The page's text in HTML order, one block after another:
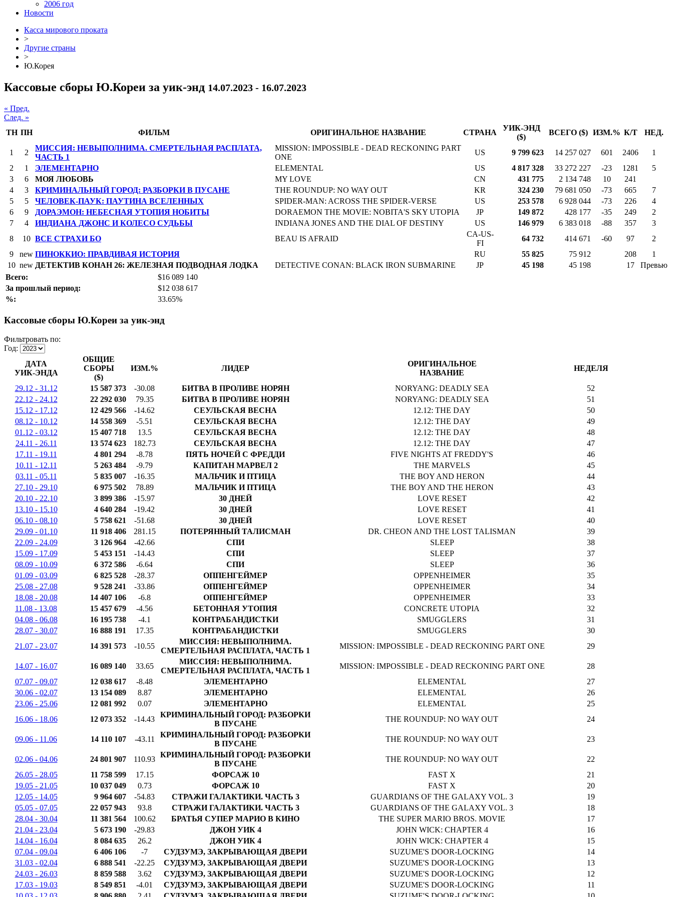
2006 год
Новости
Касса мирового проката
>
Другие страны
>
Ю.Корея
Кассовые сборы Ю.Кореи за уик-энд 14.07.2023 - 16.07.2023
« Пред.
След. »
ТН ПН ФИЛЬМ ОРИГИНАЛЬНОЕ НАЗВАНИЕ СТРАНА
УИК-ЭНД
($)
ВСЕГО ($) ИЗМ.% К/Т НЕД.
1 2
МИССИЯ: НЕВЫПОЛНИМА. СМЕРТЕЛЬНАЯ РАСПЛАТА,
ЧАСТЬ 1
MISSION: IMPOSSIBLE - DEAD RECKONING PART
ONE
US 9 799 623 14 257 027 601 2406
1
2
1 ЭЛЕМЕНТАРНО ELEMENTAL US 4 817 328 33 272 227 -23 1281
5
3
6 МОЯ ЛЮБОВЬ MY LOVE CN 431 775 2 134 748 10
241
4
3 КРИМИНАЛЬНЫЙ ГОРОД: РАЗБОРКИ В ПУСАНЕ THE ROUNDUP: NO WAY OUT KR 324 230 79 681 050 -73 665
7
5
5 ЧЕЛОВЕК-ПАУК: ПАУТИНА ВСЕЛЕННЫХ SPIDER-MAN: ACROSS THE SPIDER-VERSE US 253 578 6 928 044 -73 226
4
6
9 ДОРАЭМОН: НЕБЕСНАЯ УТОПИЯ НОБИТЫ DORAEMON THE MOVIE: NOBITA'S SKY UTOPIA JP 149 872 428 177 -35 249
2
7
4 ИНДИАНА ДЖОНС И КОЛЕСО СУДЬБЫ INDIANA JONES AND THE DIAL OF DESTINY US 146 979 6 383 018 -88 357
3
8
10 ВСЕ СТРАХИ БО BEAU IS AFRAID
CA-US-
FI
64 732 414 671 -60 97
2
9
new ПИНОККИО: ПРАВДИВАЯ ИСТОРИЯ RU 55 825 75 912 208
1
10 new ДЕТЕКТИВ КОНАН 26: ЖЕЛЕЗНАЯ ПОДВОДНАЯ ЛОДКА DETECTIVE CONAN: BLACK IRON SUBMARINE JP 45 198 45 198 17
Превью
Всего:
$16 089 140
За прошлый период:
$12 038 617
%:
33.65%
Кассовые сборы Ю.Кореи за уик-энд
Фильтровать по:
Год:
ДАТА
УИК-ЭНДА
ОБЩИЕ
СБОРЫ
($)
ИЗМ.% ЛИДЕР
ОРИГИНАЛЬНОЕ
НАЗВАНИЕ
НЕДЕЛЯ
29.12 - 31.12 15 587 373 -30.08 БИТВА В ПРОЛИВЕ НОРЯН NORYANG: DEADLY SEA
52
22.12 - 24.12
22 292 030 79.35 БИТВА В ПРОЛИВЕ НОРЯН NORYANG: DEADLY SEA
51
15.12 - 17.12
12 429 566 -14.62 СЕУЛЬСКАЯ ВЕСНА 12.12: THE DAY
50
08.12 - 10.12
14 558 369 -5.51 СЕУЛЬСКАЯ ВЕСНА 12.12: THE DAY
49
01.12 - 03.12
15 407 718 13.5 СЕУЛЬСКАЯ ВЕСНА 12.12: THE DAY
48
24.11 - 26.11
13 574 623 182.73 СЕУЛЬСКАЯ ВЕСНА 12.12: THE DAY
47
17.11 - 19.11
4 801 294 -8.78 ПЯТЬ НОЧЕЙ С ФРЕДДИ FIVE NIGHTS AT FREDDY'S
46
10.11 - 12.11
5 263 484 -9.79 КАПИТАН МАРВЕЛ 2 THE MARVELS
45
03.11 - 05.11
5 835 007 -16.35 МАЛЬЧИК И ПТИЦА THE BOY AND HERON
44
27.10 - 29.10
6 975 502 78.89 МАЛЬЧИК И ПТИЦА THE BOY AND THE HERON
43
20.10 - 22.10
3 899 386 -15.97 30 ДНЕЙ LOVE RESET
42
13.10 - 15.10
4 640 284 -19.42 30 ДНЕЙ LOVE RESET
41
06.10 - 08.10
5 758 621 -51.68 30 ДНЕЙ LOVE RESET
40
29.09 - 01.10
11 918 406 281.15 ПОТЕРЯННЫЙ ТАЛИСМАН DR. CHEON AND THE LOST TALISMAN
39
22.09 - 24.09
3 126 964 -42.66 СПИ SLEEP
38
15.09 - 17.09
5 453 151 -14.43 СПИ SLEEP
37
08.09 - 10.09
6 372 586 -6.64 СПИ SLEEP
36
01.09 - 03.09
6 825 528 -28.37 ОППЕНГЕЙМЕР OPPENHEIMER
35
25.08 - 27.08
9 528 241 -33.86 ОППЕНГЕЙМЕР OPPENHEIMER
34
18.08 - 20.08
14 407 106 -6.8 ОППЕНГЕЙМЕР OPPENHEIMER
33
11.08 - 13.08
15 457 679 -4.56 БЕТОННАЯ УТОПИЯ CONCRETE UTOPIA
32
04.08 - 06.08
16 195 738 -4.1 КОНТРАБАНДИСТКИ SMUGGLERS
31
28.07 - 30.07
16 888 191 17.35 КОНТРАБАНДИСТКИ SMUGGLERS
30
21.07 - 23.07
14 391 573 -10.55
МИССИЯ: НЕВЫПОЛНИМА.
СМЕРТЕЛЬНАЯ РАСПЛАТА, ЧАСТЬ 1
MISSION: IMPOSSIBLE - DEAD RECKONING PART ONE 29
14.07 - 16.07 16 089 140 33.65
МИССИЯ: НЕВЫПОЛНИМА.
СМЕРТЕЛЬНАЯ РАСПЛАТА, ЧАСТЬ 1
MISSION: IMPOSSIBLE - DEAD RECKONING PART ONE
28
07.07 - 09.07
12 038 617 -8.48 ЭЛЕМЕНТАРНО ELEMENTAL
27
30.06 - 02.07
13 154 089 8.87 ЭЛЕМЕНТАРНО ELEMENTAL
26
23.06 - 25.06
12 081 992 0.07 ЭЛЕМЕНТАРНО ELEMENTAL
25
16.06 - 18.06
12 073 352 -14.43
КРИМИНАЛЬНЫЙ ГОРОД: РАЗБОРКИ
В ПУСАНЕ
THE ROUNDUP: NO WAY OUT 24
09.06 - 11.06 14 110 107 -43.11
КРИМИНАЛЬНЫЙ ГОРОД: РАЗБОРКИ
В ПУСАНЕ
THE ROUNDUP: NO WAY OUT 23
02.06 - 04.06 24 801 907 110.93
КРИМИНАЛЬНЫЙ ГОРОД: РАЗБОРКИ
В ПУСАНЕ
THE ROUNDUP: NO WAY OUT
22
26.05 - 28.05
11 758 599 17.15 ФОРСАЖ 10 FAST X
21
19.05 - 21.05
10 037 049 0.73 ФОРСАЖ 10 FAST X
20
12.05 - 14.05
9 964 607 -54.83 СТРАЖИ ГАЛАКТИКИ. ЧАСТЬ 3 GUARDIANS OF THE GALAXY VOL. 3
19
05.05 - 07.05
22 057 943 93.8 СТРАЖИ ГАЛАКТИКИ. ЧАСТЬ 3 GUARDIANS OF THE GALAXY VOL. 3
18
28.04 - 30.04
11 381 564 100.62 БРАТЬЯ СУПЕР МАРИО В КИНО THE SUPER MARIO BROS. MOVIE
17
21.04 - 23.04
5 673 190 -29.83 ДЖОН УИК 4 JOHN WICK: CHAPTER 4
16
14.04 - 16.04
8 084 635 26.2 ДЖОН УИК 4 JOHN WICK: CHAPTER 4
15
07.04 - 09.04
6 406 106 -7 СУДЗУМЭ, ЗАКРЫВАЮЩАЯ ДВЕРИ SUZUME'S DOOR-LOCKING
14
31.03 - 02.04
6 888 541 -22.25 СУДЗУМЭ, ЗАКРЫВАЮЩАЯ ДВЕРИ SUZUME'S DOOR-LOCKING
13
24.03 - 26.03
8 859 588 3.62 СУДЗУМЭ, ЗАКРЫВАЮЩАЯ ДВЕРИ SUZUME'S DOOR-LOCKING
12
17.03 - 19.03
8 549 851 -4.01 СУДЗУМЭ, ЗАКРЫВАЮЩАЯ ДВЕРИ SUZUME'S DOOR-LOCKING
11